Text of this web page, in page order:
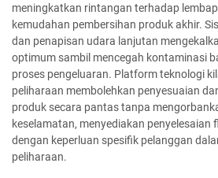
meningkatkan rintangan terhadap
kemudahan pembersihan produk akhir.
dan penapisan udara lanjutan
optimum sambil mencegah kontaminasi
proses pengeluaran. Platform teknologi
peliharaan membolehkan penyesuaian
produk secara pantas tanpa
keselamatan, menyediakan penyelesaian
dengan keperluan spesifik pelanggan
peliharaan.